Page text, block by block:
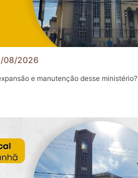
08/2026
e manutenção desse ministério?
em nossas Redes Sociais:
1IPJF
1ipjf/
1_ipjf